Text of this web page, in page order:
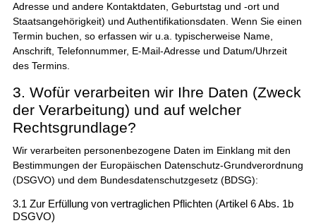
Adresse und andere Kontaktdaten, Geburtstag und -ort und
Staatsangehörigkeit) und Authentifikationsdaten. Wenn Sie einen
Termin buchen, so erfassen wir u.a. typischerweise Name,
Anschrift, Telefonnummer, E-Mail-Adresse und Datum/Uhrzeit
des Termins.
3. Wofür verarbeiten wir Ihre Daten (Zweck
der Verarbeitung) und auf welcher
Rechtsgrundlage?
Wir verarbeiten personenbezogene Daten im Einklang mit den
Bestimmungen der Europäischen Datenschutz-Grundverordnung
(DSGVO) und dem Bundesdatenschutzgesetz (BDSG):
3.1 Zur Erfüllung von vertraglichen Pflichten (Artikel 6 Abs. 1b
DSGVO)